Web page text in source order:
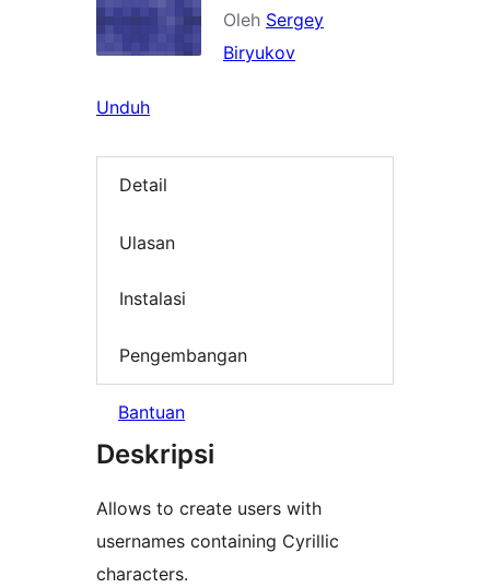
Oleh Sergey
Biryukov
Unduh
Detail
Ulasan
Instalasi
Pengembangan
Bantuan
Deskripsi
Allows to create users with
usernames containing Cyrillic
characters.